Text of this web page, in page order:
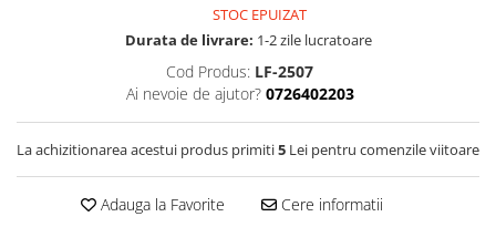
Bumbac Tip Damasc
Cearceaf normal 4 piese
Cearceaf cu elastic 4 piese
Cearceaf normal 6 piese
Cearceaf cu elastic 6 piese
Lenjerii De Pat Cocolino
Cearceaf normal 4 piese
Huse De Pat Catifea / Topper -
Huse De Pat Catifea / Topper -
Huse De Pat Cocolino
Huse De Pat Cocolino Tricotate
Huse De Pat Tricotate 140x200cm
STOC EPUIZAT
Durata de livrare: 1-2 zile lucratoare
Cod Produs: LF-2507
Ai nevoie de ajutor? 0726402203
La achizitionarea acestui produs primiti5 Lei pentru comenzile viitoare
Adauga la Favorite Cere informatii